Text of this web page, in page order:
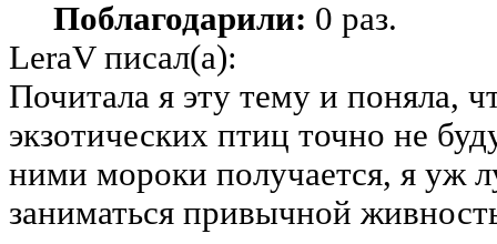
Поблагодарили: 0 раз.
LeraV писал(а):
Почитала я эту тему и поняла,
экзотических птиц точно не
ними мороки получается, я уж
заниматься привычной